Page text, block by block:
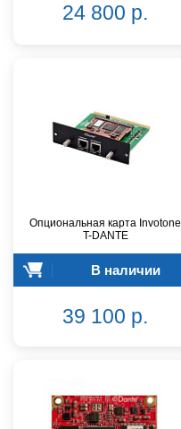
24 800 р.
Опциональная карта Invotone
T-DANTE
В наличии
39 100 р.